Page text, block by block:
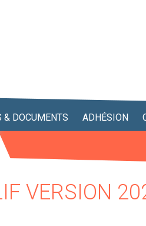
& DOCUMENTS ADHÉSION
VERSION